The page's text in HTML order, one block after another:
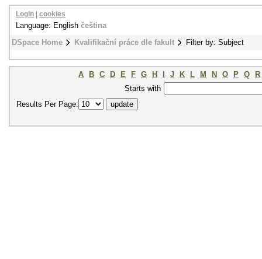
DSpace Home Kvalifikační práce dle fakult Filter by: Subject
Login cookies
Language: English čeština
A B C D E F G H J K L M N O P Q
R
Starts with
Results Per Page: